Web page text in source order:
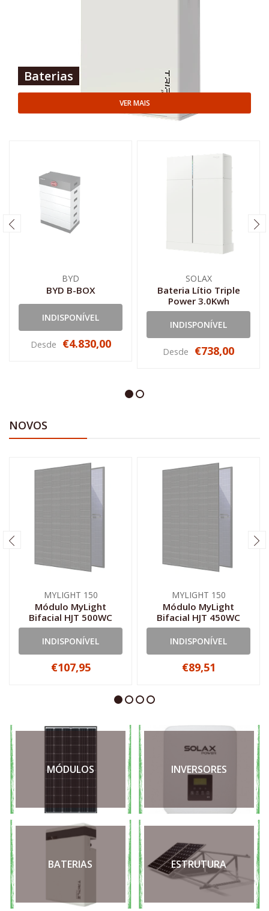
Baterias
VER MAIS
BYD
BYD B-BOX
INDISPONÍVEL
Desde €4.830,00
SOLAX
Bateria Lítio Triple
Power 3.0Kwh
INDISPONÍVEL
Desde €738,00
NOVOS
MYLIGHT 150
Módulo MyLight
Bifacial HJT 500WC
INDISPONÍVEL
€107,95
MYLIGHT 150
Módulo MyLight
Bifacial HJT 450WC
INDISPONÍVEL
€89,51
MÓDULOS INVERSORES
BATERIAS ESTRUTURA